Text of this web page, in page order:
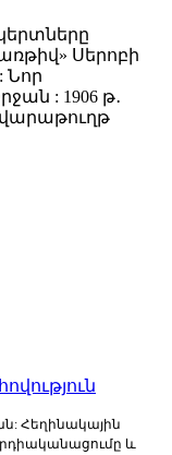
Սերոբի
Նոր
: 1906 թ․
Հեղինակային
և